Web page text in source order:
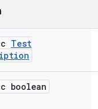
Test
boolean